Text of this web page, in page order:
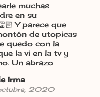
muchas
en su
Y parece que
de utopicas
quedo con la
la vi en la tv y
Un abrazo
Irma
2020